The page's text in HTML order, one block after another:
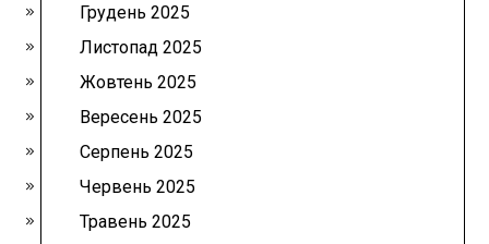
Грудень 2025
Листопад 2025
Жовтень 2025
Вересень 2025
Серпень 2025
Червень 2025
Травень 2025